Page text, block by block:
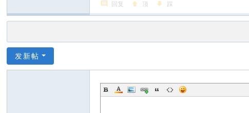
回复 顶 踩
发新帖